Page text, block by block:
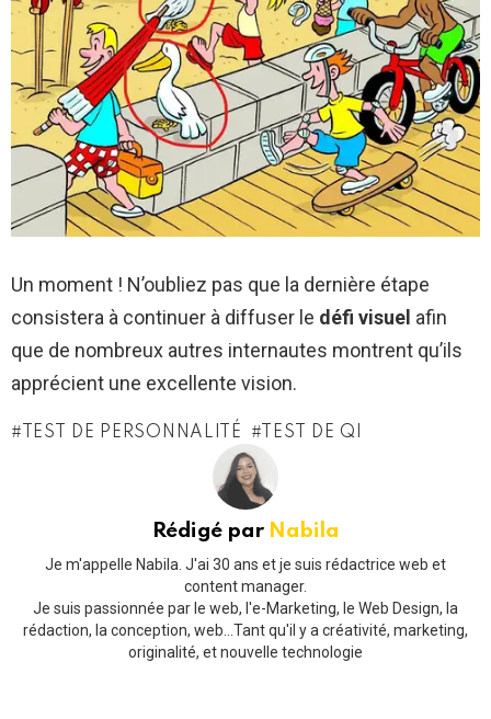
Un moment ! N’oubliez pas que la dernière étape
consistera à continuer à diffuser le défi visuel afin
que de nombreux autres internautes montrent qu’ils
apprécient une excellente vision.
TEST DE PERSONNALITÉ TEST DE QI
Rédigé par Nabila
Je m'appelle Nabila. J'ai 30 ans et je suis rédactrice web et
content manager.
Je suis passionnée par le web, l'e-Marketing, le Web Design, la
rédaction, la conception, web...Tant qu'il y a créativité, marketing,
originalité, et nouvelle technologie